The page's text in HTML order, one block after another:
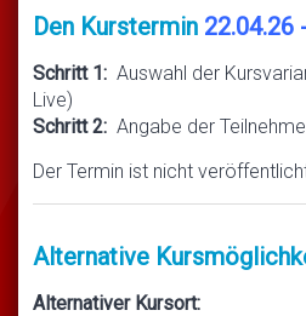
Den Kurstermin 22.04.26
Schritt 1: Auswahl der
Live)
Schritt 2: Angabe der
Der Termin ist nicht
Alternative
Alternativer Kursort: